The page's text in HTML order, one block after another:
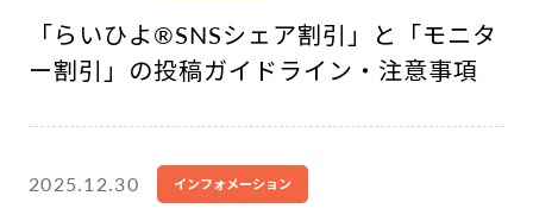
「らいひよ®︎SNSシェア割引」と「モニタ
ー割引」の投稿ガイドライン・注意事項
2025.12.30 インフォメーション